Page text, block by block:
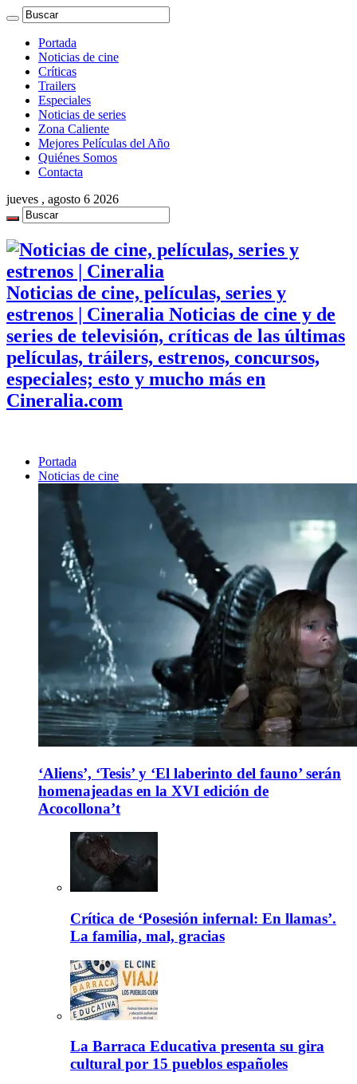
Portada
Noticias de cine
Críticas
Trailers
Especiales
Noticias de series
Zona Caliente
Mejores Películas del Año
Quiénes Somos
Contacta
jueves , agosto 6 2026
Noticias de cine, películas, series y
estrenos | Cineralia Noticias de cine y de
series de televisión, críticas de las últimas
películas, tráilers, estrenos, concursos,
especiales; esto y mucho más en
Cineralia.com
Portada
Noticias de cine
‘Aliens’, ‘Tesis’ y ‘El laberinto del fauno’ serán
homenajeadas en la XVI edición de
Acocollona’t
Crítica de ‘Posesión infernal: En llamas’.
La familia, mal, gracias
La Barraca Educativa presenta su gira
cultural por 15 pueblos españoles